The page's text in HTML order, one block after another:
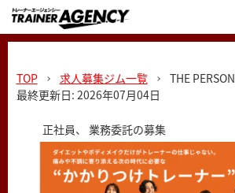
TOP 求人募集ジム一覧
THE PERSON
最終更新日: 2026年07月04日
正社員、 業務委託の募集